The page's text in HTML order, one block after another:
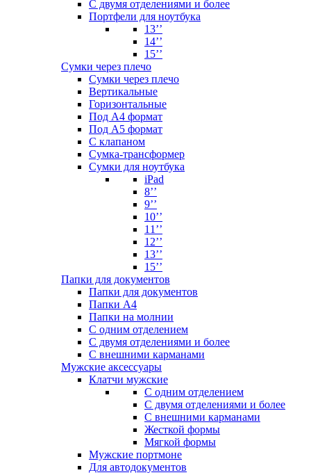
С двумя отделениями и более
Портфели для ноутбука
13’’
14’’
15’’
Сумки через плечо
Сумки через плечо
Вертикальные
Горизонтальные
Под А4 формат
Под А5 формат
С клапаном
Сумка-трансформер
Сумки для ноутбука
iPad
8’’
9’’
10’’
11’’
12’’
13’’
15’’
Папки для документов
Папки для документов
Папки А4
Папки на молнии
С одним отделением
С двумя отделениями и более
С внешними карманами
Мужские аксессуары
Клатчи мужские
С одним отделением
С двумя отделениями и более
С внешними карманами
Жесткой формы
Мягкой формы
Мужские портмоне
Для автодокументов